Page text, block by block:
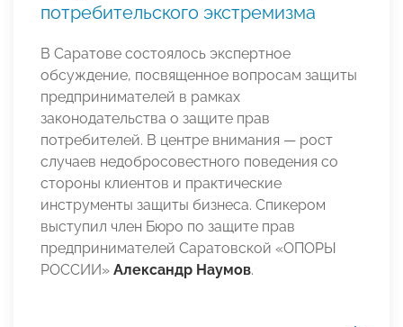
потребительского экстремизма
В Саратове состоялось экспертное
обсуждение, посвященное вопросам защиты
предпринимателей в рамках
законодательства о защите прав
потребителей. В центре внимания — рост
случаев недобросовестного поведения со
стороны клиентов и практические
инструменты защиты бизнеса. Спикером
выступил член Бюро по защите прав
предпринимателей Саратовской «ОПОРЫ
РОССИИ» Александр Наумов.